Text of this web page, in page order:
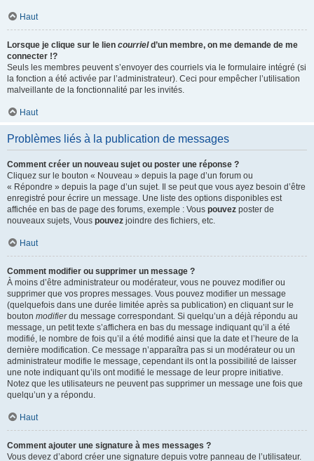
Haut
Lorsque je clique sur le lien courrield’un membre, on me demande de me
connecter !?
Seuls les membres peuvent s’envoyer des courriels via le formulaire intégré (si
la fonction a été activée par l’administrateur). Ceci pour empêcher l’utilisation
malveillante de la fonctionnalité par les invités.
Haut
Problèmes liés à la publication de messages
Comment créer un nouveau sujet ou poster une réponse ?
Cliquez sur le bouton « Nouveau » depuis la page d’un forum ou
« Répondre » depuis la page d’un sujet. Il se peut que vous ayez besoin d’être
enregistré pour écrire un message. Une liste des options disponibles est
affichée en bas de page des forums, exemple : Vous pouvez poster de
nouveaux sujets, Vous pouvez joindre des fichiers, etc.
Haut
Comment modifier ou supprimer un message ?
À moins d’être administrateur ou modérateur, vous ne pouvez modifier ou
supprimer que vos propres messages. Vous pouvez modifier un message
(quelquefois dans une durée limitée après sa publication) en cliquant sur le
bouton modifierdu message correspondant. Si quelqu’un a déjà répondu au
message, un petit texte s’affichera en bas du message indiquant qu’il a été
modifié, le nombre de fois qu’il a été modifié ainsi que la date et l’heure de la
dernière modification. Ce message n’apparaîtra pas si un modérateur ou un
administrateur modifie le message, cependant ils ont la possibilité de laisser
une note indiquant qu’ils ont modifié le message de leur propre initiative.
Notez que les utilisateurs ne peuvent pas supprimer un message une fois que
quelqu’un y a répondu.
Haut
Comment ajouter une signature à mes messages ?
Vous devez d’abord créer une signature depuis votre panneau de l’utilisateur.